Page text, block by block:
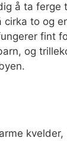
å ta ferge
to og
fint
og